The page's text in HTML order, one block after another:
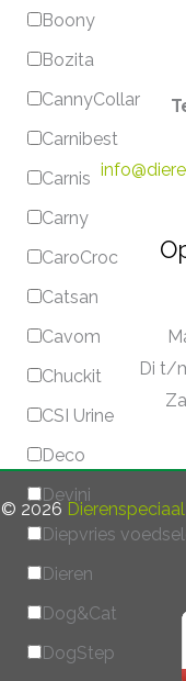
Boony
Bozita
CannyCollar
Carnibest
Carnis
Carny
CaroCroc
Catsan
Cavom
Chuckit
CSI Urine
Deco
Devini
Diepvries
Dieren
Dog&Cat
DogStep
Di t/
© 2026